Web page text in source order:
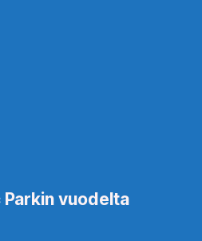
vuodelta